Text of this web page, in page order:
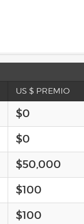
US $ PREMIO
$0
$0
$50,000
$100
$100